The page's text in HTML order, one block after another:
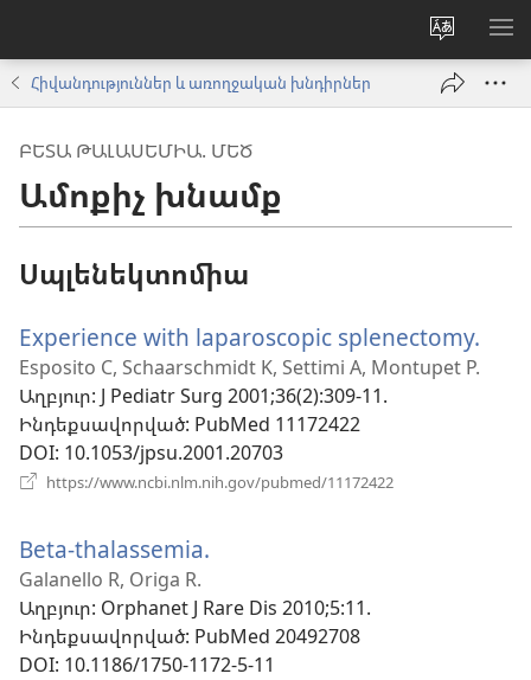
Փոխել
կայքի
լեզուն
Հիվանդություններ և առողջական խնդիրներ
ԲԵՏԱ ԹԱԼԱՍԵՄԻԱ. ՄԵԾ
Ամոքիչ խնամք
Սպլենեկտոմիա
Experience with laparoscopic splenectomy.
Esposito C, Schaarschmidt K, Settimi A, Montupet P.
Աղբյուր‎: J Pediatr Surg 2001;36(2):309-11.
Ինդեքսավորված‎: PubMed 11172422
DOI‎: 10.1053/jpsu.2001.20703
https://www.ncbi.nlm.nih.gov/pubmed/11172422
Beta-thalassemia.
նոր
պատուհան)
Galanello R, Origa R.
Աղբյուր‎: Orphanet J Rare Dis 2010;5:11.
Ինդեքսավորված‎: PubMed 20492708
DOI‎: 10.1186/1750-1172-5-11